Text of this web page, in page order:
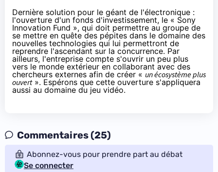
Dernière solution pour le géant de l'électronique :
l'ouverture d'un fonds d'investissement, le « Sony
Innovation Fund », qui doit permettre au groupe de
se mettre en quête des pépites dans le domaine des
nouvelles technologies qui lui permettront de
reprendre l'ascendant sur la concurrence. Par
ailleurs, l'entreprise compte s'ouvrir un peu plus
vers le monde extérieur en collaborant avec des
chercheurs externes afin de créer « un écosystème plus
ouvert». Espérons que cette ouverture s'appliquera
aussi au domaine du jeu vidéo.
Commentaires (25)
Abonnez-vous pour prendre part au débat
Se connecter